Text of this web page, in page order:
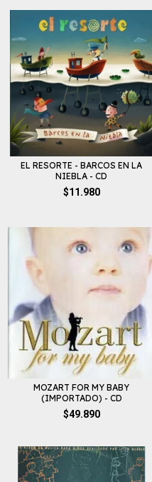
EL RESORTE - BARCOS EN LA
NIEBLA - CD
$11.980
MOZART FOR MY BABY
(IMPORTADO) - CD
$49.890